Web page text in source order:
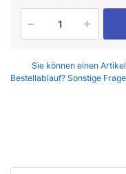
Sie können einen
Bestellablauf? Sonstige